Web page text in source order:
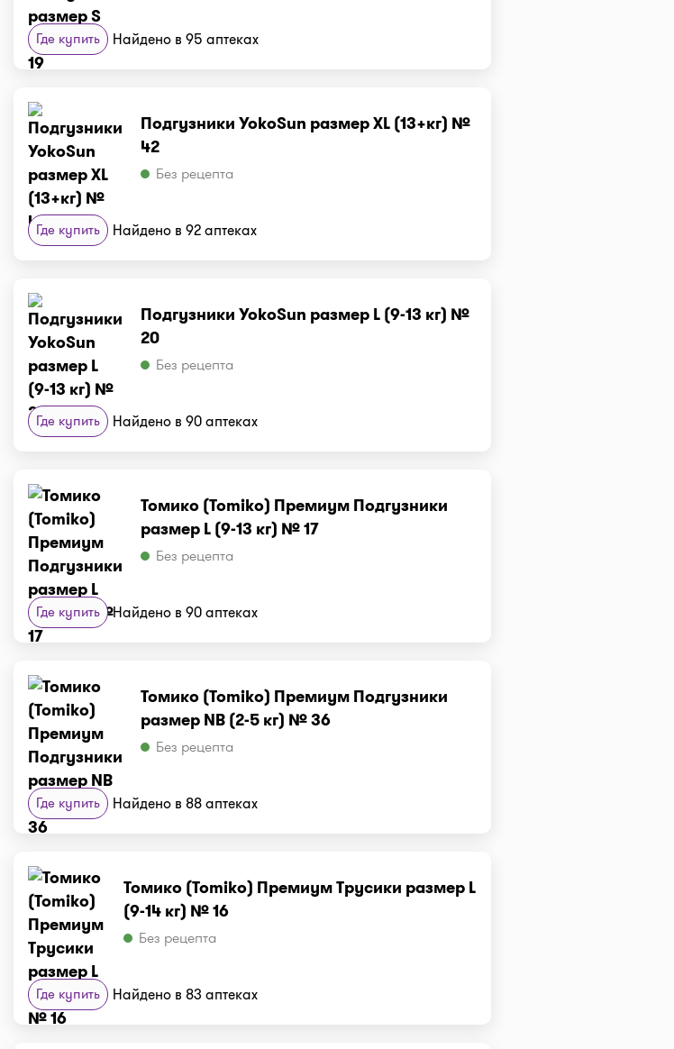
Где купить Найдено в 95 аптеках
Подгузники YokoSun размер XL (13+кг) №
42
Без рецепта
Где купить Найдено в 92 аптеках
Подгузники YokoSun размер L (9-13 кг) №
20
Без рецепта
Где купить Найдено в 90 аптеках
Томико (Tomiko) Премиум Подгузники
размер L (9-13 кг) № 17
Без рецепта
Где купить Найдено в 90 аптеках
Томико (Tomiko) Премиум Подгузники
размер NB (2-5 кг) № 36
Без рецепта
Где купить Найдено в 88 аптеках
Томико (Tomiko) Премиум Трусики размер L
(9-14 кг) № 16
Без рецепта
Где купить Найдено в 83 аптеках